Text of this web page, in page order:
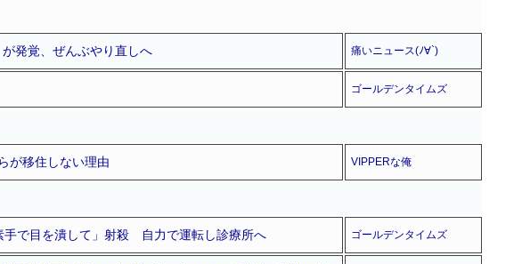
発覚、ぜんぶやり直しへ 痛いニュース(ﾉ∀`)
ゴールデンタイムズ
が移住しない理由 VIPPERな俺
手で目を潰して」射殺 自力で運転し診療所へ ゴールデンタイムズ